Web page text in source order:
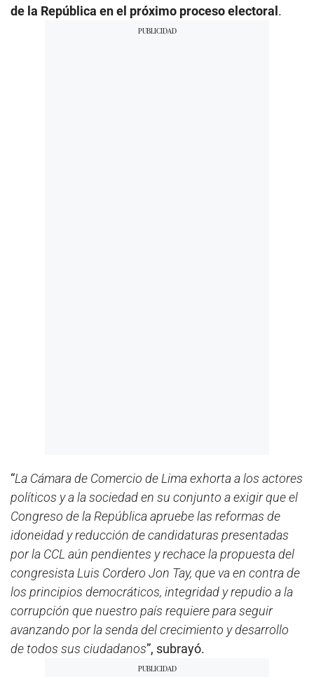
de la República en el próximo proceso electoral.
“La Cámara de Comercio de Lima exhorta a los actores
políticos y a la sociedad en su conjunto a exigir que el
Congreso de la República apruebe las reformas de
idoneidad y reducción de candidaturas presentadas
por la CCL aún pendientes y rechace la propuesta del
congresista Luis Cordero Jon Tay, que va en contra de
los principios democráticos, integridad y repudio a la
corrupción que nuestro país requiere para seguir
avanzando por la senda del crecimiento y desarrollo
de todos sus ciudadanos”, subrayó.